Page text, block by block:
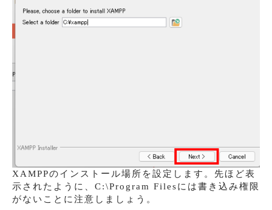
XAMPPのインストール場所を設定します。先ほど表
示されたように、C:\Program Filesには書き込み権限
がないことに注意しましょう。